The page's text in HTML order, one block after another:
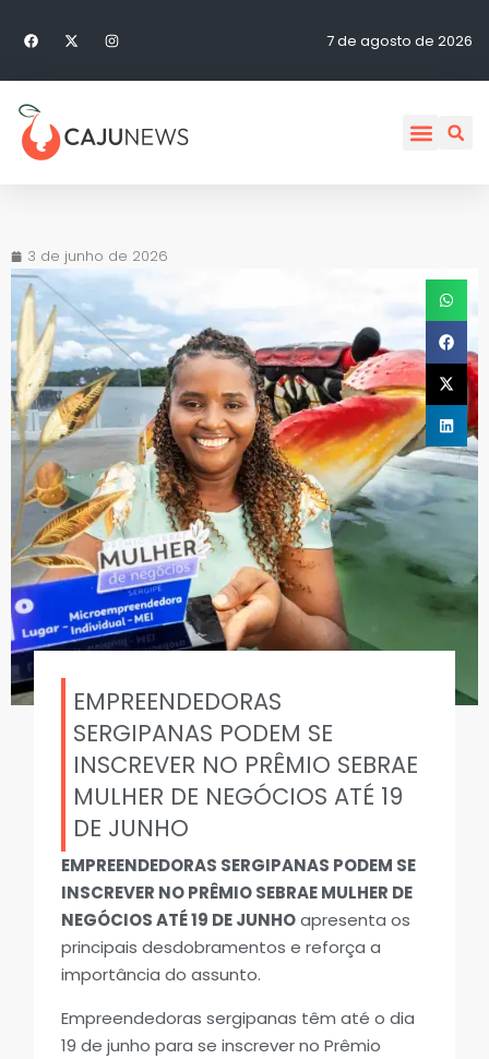
7 de agosto de 2026
3 de junho de 2026
EMPREENDEDORAS
SERGIPANAS PODEM SE
INSCREVER NO PRÊMIO SEBRAE
MULHER DE NEGÓCIOS ATÉ 19
DE JUNHO
EMPREENDEDORAS SERGIPANAS PODEM SE
INSCREVER NO PRÊMIO SEBRAE MULHER DE
NEGÓCIOS ATÉ 19 DE JUNHOapresenta os
principais desdobramentos e reforça a
importância do assunto.
Empreendedoras sergipanas têm até o dia
19 de junho para se inscrever no Prêmio